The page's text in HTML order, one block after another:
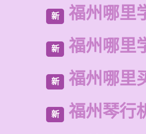
新 福州哪里
新 福州哪里
新 福州哪里
新 福州琴行